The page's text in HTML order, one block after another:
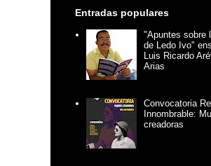
Entradas populares
"Apuntes sobre
de Ledo Ivo"
Luis Ricardo
Arias
Convocatoria
Innombrable:
creadoras